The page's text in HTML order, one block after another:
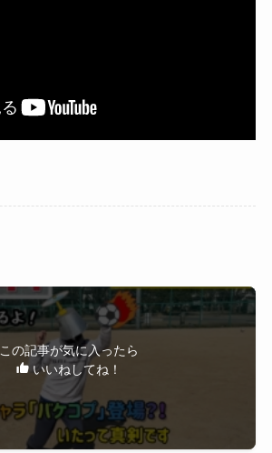
この記事が気に入ったら
いいねしてね！